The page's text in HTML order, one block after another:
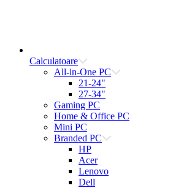
Calculatoare
All-in-One PC
21-24"
27-34"
Gaming PC
Home & Office PC
Mini PC
Branded PC
HP
Acer
Lenovo
Dell